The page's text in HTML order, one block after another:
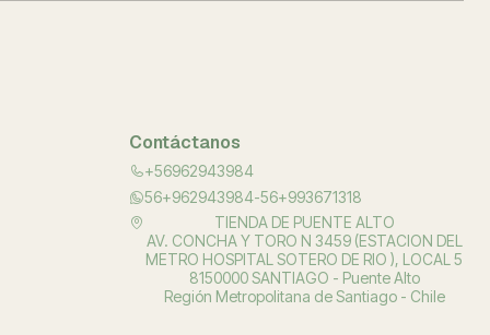
Contáctanos
+56962943984
56+962943984-56+993671318
TIENDA DE PUENTE ALTO
AV. CONCHA Y TORO N 3459 (ESTACION DEL
METRO HOSPITAL SOTERO DE RIO ), LOCAL 5
8150000 SANTIAGO - Puente Alto
Región Metropolitana de Santiago - Chile